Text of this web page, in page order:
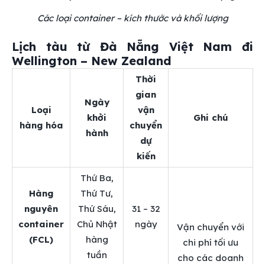
Các loại container – kích thước và khối lượng
Lịch tàu từ Đà Nẵng Việt Nam đi
Wellington – New Zealand
Loại
hàng hóa
Ngày
khởi
hành
Thời
gian
vận
chuyển
dự
kiến
Ghi chú
Hàng
nguyên
container
(FCL)
Thứ Ba,
Thứ Tư,
Thứ Sáu,
Chủ Nhật
hàng
tuần
31 – 32
ngày
Vận chuyển với
chi phí tối ưu
cho các doanh